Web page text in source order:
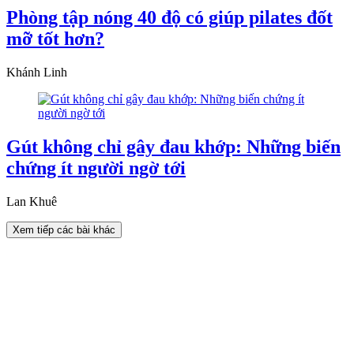
Phòng tập nóng 40 độ có giúp pilates đốt
mỡ tốt hơn?
Khánh Linh
Gút không chỉ gây đau khớp: Những biến
chứng ít người ngờ tới
Lan Khuê
Xem tiếp các bài khác